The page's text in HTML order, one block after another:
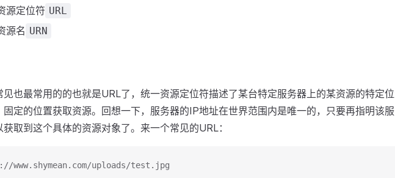
源定位符 URL
源名 URN
见也最常用的的也就是URL了，统一资源定位符描述了某台特定服务器上的某资源的特定
固定的位置获取资源。回想一下，服务器的IP地址在世界范围内是唯一的，只要再指明该
取到这个具体的资源对象了。来一个常见的URL：
www.shymean.com/uploads/test.jpg